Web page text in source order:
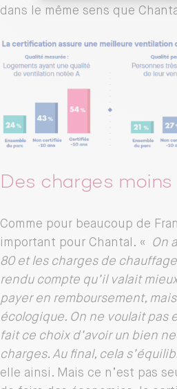
dans le même sens que
Des charges moins
Comme pour beaucoup de
important pour Chantal. «
On
80 et les charges de
rendu compte qu’il valait
payer en remboursement,
écologique. On ne voulait pas
fait ce choix d’avoir un bien
charges. Au final, cela
elle ainsi. Mais ce n’est pas